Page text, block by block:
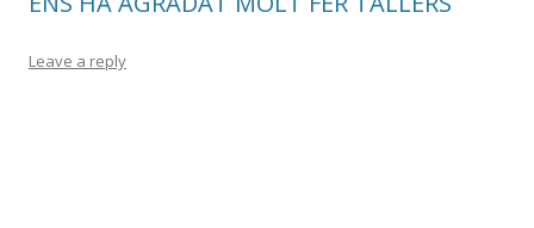
Leave a reply